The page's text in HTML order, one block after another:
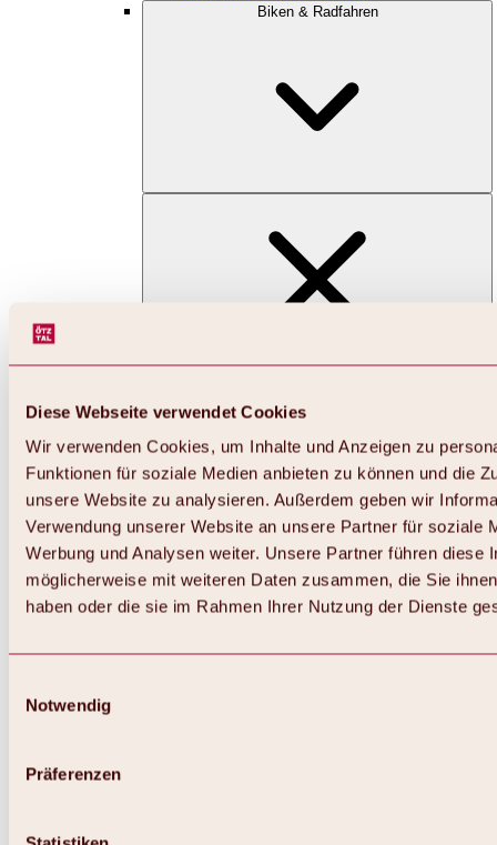
Diese Webseite verwendet Cookies
Wir verwenden Cookies, um Inhalte und Anzeigen zu
Funktionen für soziale Medien anbieten zu können und die
unsere Website zu analysieren. Außerdem geben wir
Verwendung unserer Website an unsere Partner für soziale
Werbung und Analysen weiter. Unsere Partner führen diese
möglicherweise mit weiteren Daten zusammen, die Sie
haben oder die sie im Rahmen Ihrer Nutzung der Dienste
Notwendig
Präferenzen
Biken & Radfahren